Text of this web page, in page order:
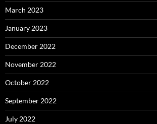
March 2023
January 2023
December 2022
November 2022
October 2022
September 2022
July 2022